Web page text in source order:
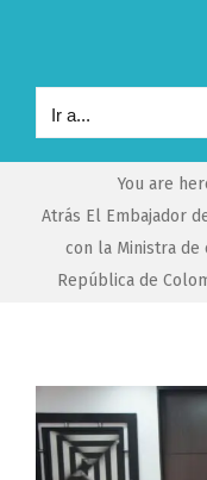
contenido
Ir a...
You are
Atrás El Embajador
con la Ministra de
República de
imagen
más